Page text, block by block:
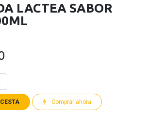
LACTEA SABOR
Comprar ahora